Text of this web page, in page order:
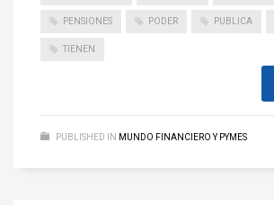
PENSIONES PODER PUBLICA
TIENEN
PUBLISHED IN MUNDO FINANCIERO Y PYMES